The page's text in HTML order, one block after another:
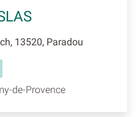
13520, Paradou
de-Provence